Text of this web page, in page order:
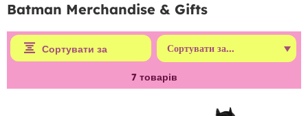
Batman Merchandise & Gifts
Сортувати за
7 товарів